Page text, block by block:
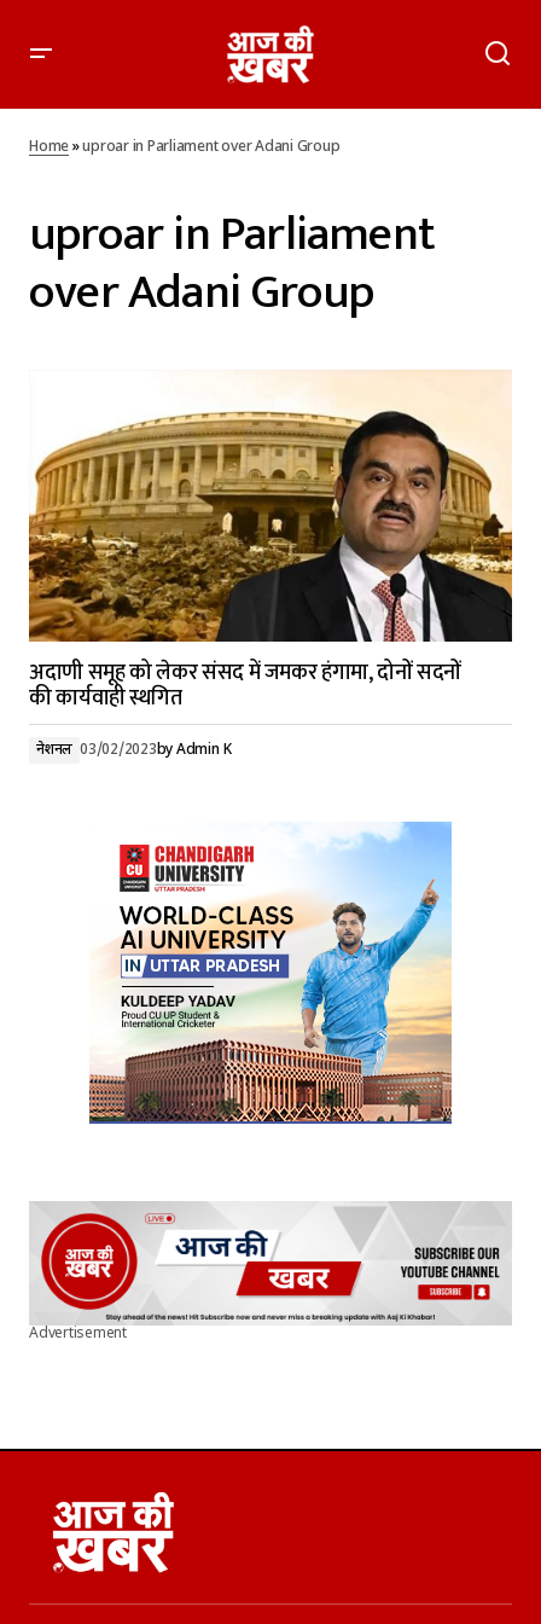
Home»uproar in Parliament over Adani Group
uproar in Parliament
over Adani Group
अदाणी समूह को लेकर संसद में जमकर हंगामा, दोनों सदनों
की कार्यवाही स्थगित
नेशनल 03/02/2023byAdmin K
Advertisement